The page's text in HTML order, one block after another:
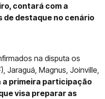
contará com a
de destaque no cenário
na disputa os
Jaraguá, Magnus, Joinville,
a primeira participação
visa preparar as